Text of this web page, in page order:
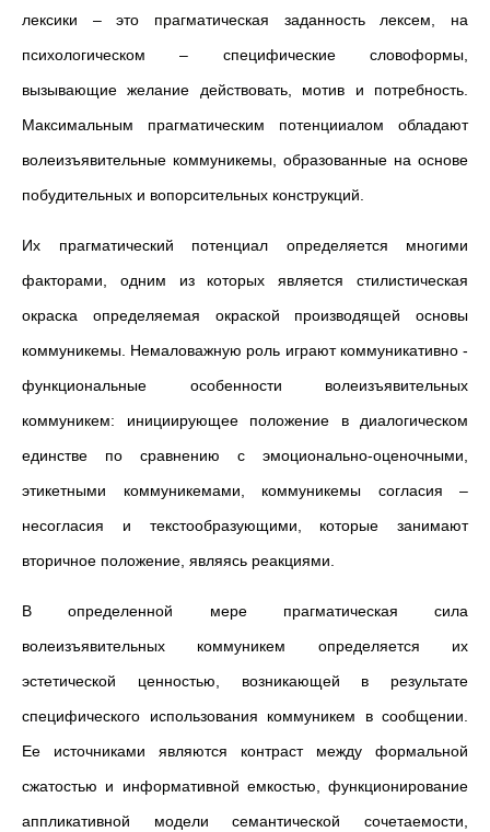
лексики – это прагматическая заданность лексем, на
психологическом – специфические словоформы,
вызывающие желание действовать, мотив и потребность.
Максимальным прагматическим потенцииалом обладают
волеизъявительные коммуникемы, образованные на основе
побудительных и вопорсительных конструкций.
Их прагматический потенциал определяется многими
факторами, одним из которых является стилистическая
окраска определяемая окраской производящей основы
коммуникемы. Немаловажную роль играют коммуникативно -
функциональные особенности волеизъявительных
коммуникем: инициирующее положение в диалогическом
единстве по сравнению с эмоционально-оценочными,
этикетными коммуникемами, коммуникемы согласия –
несогласия и текстообразующими, которые занимают
вторичное положение, являясь реакциями.
В определенной мере прагматическая сила
волеизъявительных коммуникем определяется их
эстетической ценностью, возникающей в результате
специфического использования коммуникем в сообщении.
Ее источниками являются контраст между формальной
сжатостью и информативной емкостью, функционирование
аппликативной модели семантической сочетаемости,